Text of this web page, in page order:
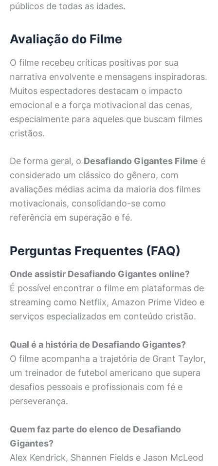
públicos de todas as idades.
Avaliação do Filme
O filme recebeu críticas positivas por sua
narrativa envolvente e mensagens inspiradoras.
Muitos espectadores destacam o impacto
emocional e a força motivacional das cenas,
especialmente para aqueles que buscam filmes
cristãos.
De forma geral, o Desafiando Gigantes Filme é
considerado um clássico do gênero, com
avaliações médias acima da maioria dos filmes
motivacionais, consolidando-se como
referência em superação e fé.
Perguntas Frequentes (FAQ)
Onde assistir Desafiando Gigantes online?
É possível encontrar o filme em plataformas de
streaming como Netflix, Amazon Prime Video e
serviços especializados em conteúdo cristão.
Qual é a história de Desafiando Gigantes?
O filme acompanha a trajetória de Grant Taylor,
um treinador de futebol americano que supera
desafios pessoais e profissionais com fé e
perseverança.
Quem faz parte do elenco de Desafiando
Gigantes?
Alex Kendrick, Shannen Fields e Jason McLeod